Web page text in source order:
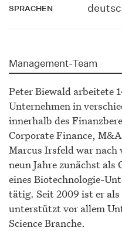
SPRACHEN
Management-Team
Peter Biewald arbeitete
Unternehmen in
innerhalb des
Corporate Finance,
Marcus Irsfeld war nach
neun Jahre zunächst als
eines Biotechnologie-
tätig. Seit 2009 ist er
unterstützt vor allem
Science Branche.